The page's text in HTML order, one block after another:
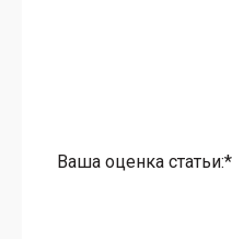
Ваша оценка статьи:*